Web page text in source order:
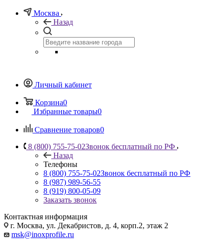
Москва
Назад
Личный кабинет
Корзина0
Избранные товары0
Сравнение товаров0
8 (800) 755-75-02Звонок бесплатный по РФ
Назад
Телефоны
8 (800) 755-75-02Звонок бесплатный по РФ
8 (987) 989-56-55
8 (919) 800-05-09
Заказать звонок
Контактная информация
г. Москва, ул. Декабристов, д. 4, корп.2, этаж 2
msk@inoxprofile.ru